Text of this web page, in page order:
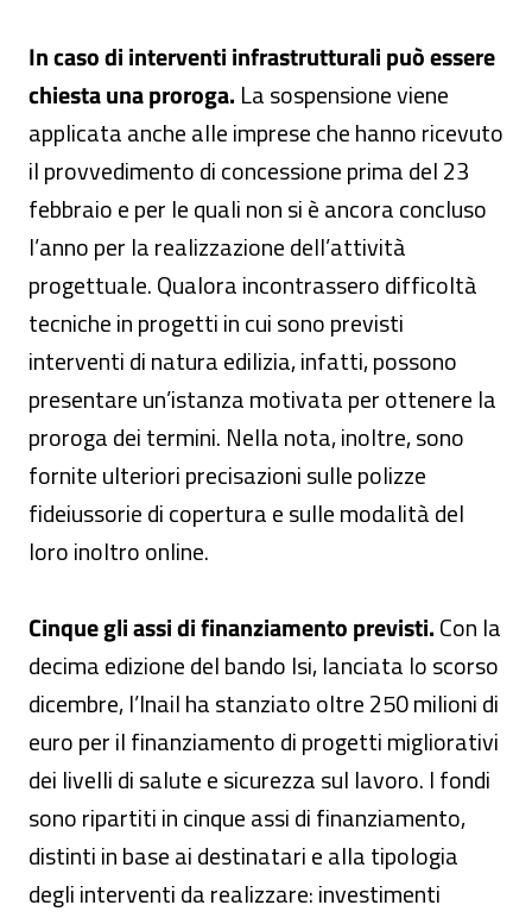
In caso di interventi infrastrutturali può essere
chiesta una proroga. La sospensione viene
applicata anche alle imprese che hanno ricevuto
il provvedimento di concessione prima del 23
febbraio e per le quali non si è ancora concluso
l’anno per la realizzazione dell’attività
progettuale. Qualora incontrassero difficoltà
tecniche in progetti in cui sono previsti
interventi di natura edilizia, infatti, possono
presentare un’istanza motivata per ottenere la
proroga dei termini. Nella nota, inoltre, sono
fornite ulteriori precisazioni sulle polizze
fideiussorie di copertura e sulle modalità del
loro inoltro online.
Cinque gli assi di finanziamento previsti.Con la
decima edizione del bando Isi, lanciata lo scorso
dicembre, l’Inail ha stanziato oltre 250 milioni di
euro per il finanziamento di progetti migliorativi
dei livelli di salute e sicurezza sul lavoro. I fondi
sono ripartiti in cinque assi di finanziamento,
distinti in base ai destinatari e alla tipologia
degli interventi da realizzare: investimenti